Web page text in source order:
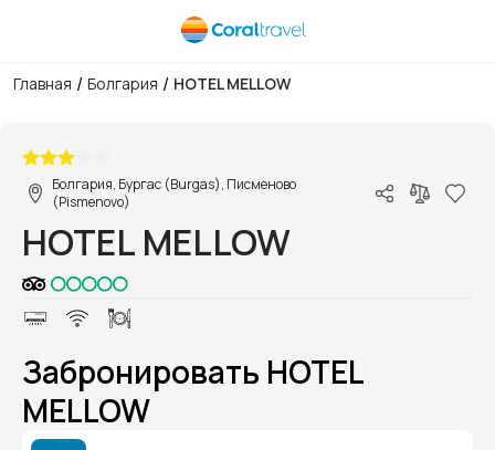
Главная / Болгария / HOTEL MELLOW
Болгария, Бургас (Burgas), Писменово
(Pismenovo)
HOTEL MELLOW
Забронировать HOTEL
MELLOW